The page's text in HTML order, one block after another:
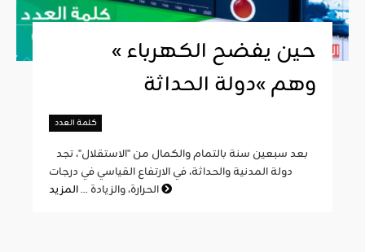
« حين يفضح الكهرباء
وهم »دولة الحداثة
كلمة العدد
دولة المدنية والحداثة، في الارتفاع القياسي في درجات
الحرارة، والزيادة ...